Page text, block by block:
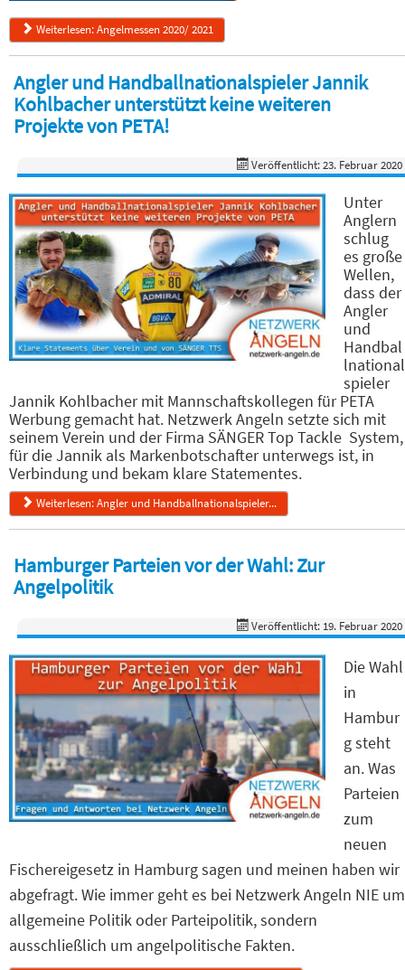
Weiterlesen: Angelmessen 2020/ 2021
Angler und Handballnationalspieler Jannik
Kohlbacher unterstützt keine weiteren
Projekte von PETA!
Veröffentlicht: 23. Februar 2020
Unter
Anglern
schlug
es große
Wellen,
dass der
Angler
und
Handbal
lnational
spieler
Jannik Kohlbacher mit Mannschaftskollegen für PETA
Werbung gemacht hat. Netzwerk Angeln setzte sich mit
seinem Verein und der Firma SÄNGER Top Tackle System,
für die Jannik als Markenbotschafter unterwegs ist, in
Verbindung und bekam klare Statementes.
Weiterlesen: Angler und Handballnationalspieler...
Hamburger Parteien vor der Wahl: Zur
Angelpolitik
Veröffentlicht: 19. Februar 2020
Die Wahl
in
Hambur
g steht
an. Was
Parteien
zum
neuen
Fischereigesetz in Hamburg sagen und meinen haben wir
abgefragt. Wie immer geht es bei Netzwerk Angeln NIE um
allgemeine Politik oder Parteipolitik, sondern
ausschließlich um angelpolitische Fakten.